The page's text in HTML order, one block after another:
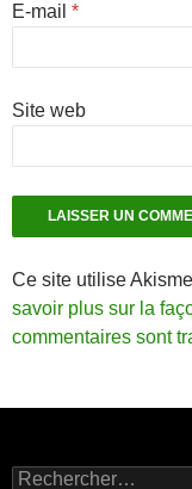
E-mail *
Site web
Ce site utilise
savoir plus sur la
commentaires sont
Rechercher :